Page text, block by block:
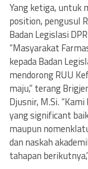
Yang ketiga, untuk
position, pengusul
Badan Legislasi
“Masyarakat
kepada Badan
mendorong RUU
maju,” terang
Djusnir, M.Si.
yang significant
maupun
dan naskah
tahapan